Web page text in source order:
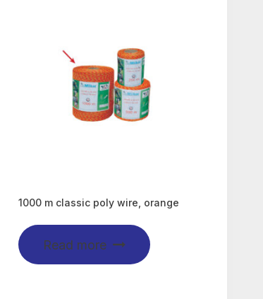
1000 m classic poly wire, orange
Read more